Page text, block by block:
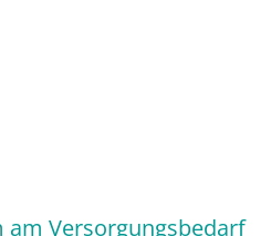
Versorgungsbedarf